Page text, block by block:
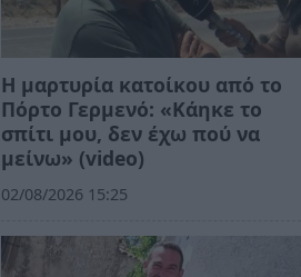
Η μαρτυρία κατοίκου από το
Πόρτο Γερμενό: «Κάηκε το
σπίτι μου, δεν έχω πού να
μείνω» (video)
02/08/2026 15:25